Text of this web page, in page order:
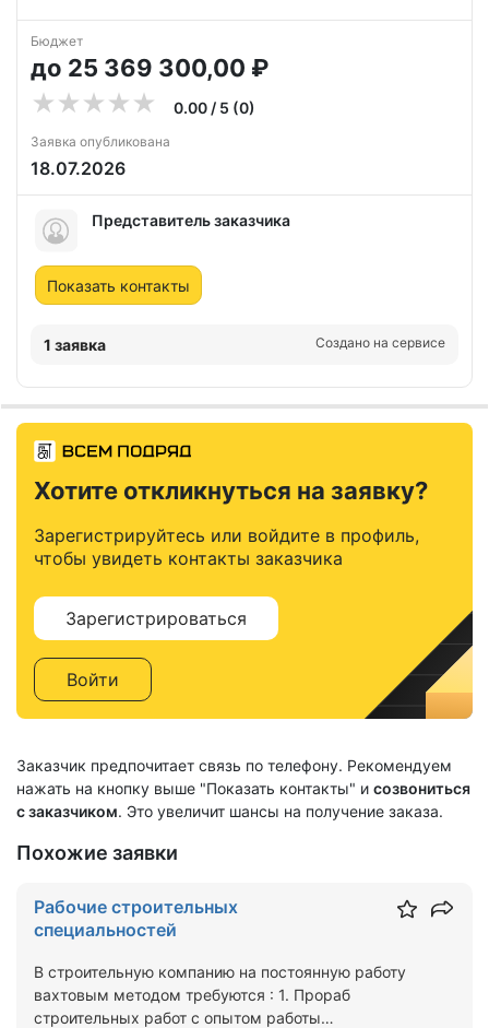
Бюджет
до 25 369 300,00 ₽
0.00 / 5 (0)
Заявка опубликована
18.07.2026
Представитель заказчика
Показать контакты
1 заявка Создано на сервисе
Хотите откликнуться на заявку?
Зарегистрируйтесь или войдите в профиль,
чтобы увидеть контакты заказчика
Зарегистрироваться
Войти
Заказчик предпочитает связь по телефону. Рекомендуем
нажать на кнопку выше "Показать контакты" и созвониться
с заказчиком. Это увеличит шансы на получение заказа.
Похожие заявки
Рабочие строительных
специальностей
В строительную компанию на постоянную работу
вахтовым методом требуются : 1. Прораб
строительных работ с опытом работы